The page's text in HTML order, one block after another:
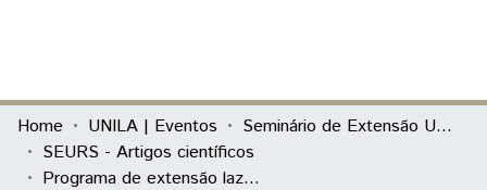
Communities & Collections
All of DSpace
Home UNILA | Eventos
Seminário de Extensão Universitária da Região Sul (SEURS)
SEURS - Artigos científicos
Programa de extensão lazer e saúde